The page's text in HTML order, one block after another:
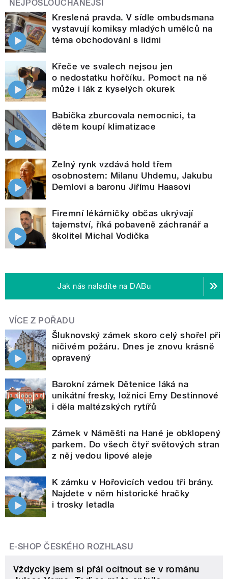
NEJPOSLOUCHANĚJŠÍ
Kreslená pravda. V sídle ombudsmana
vystavují komiksy mladých umělců na
téma obchodování s lidmi
Křeče ve svalech nejsou jen
o nedostatku hořčíku. Pomoct na ně
může i lák z kyselých okurek
Babička zburcovala nemocnici, ta
dětem koupí klimatizace
Zelný rynk vzdává hold třem
osobnostem: Milanu Uhdemu, Jakubu
Demlovi a baronu Jiřímu Haasovi
Firemní lékárničky občas ukrývají
tajemství, říká pobaveně záchranář a
školitel Michal Vodička
Jak nás naladíte na DABu
VÍCE Z POŘADU
Šluknovský zámek skoro celý shořel při
ničivém požáru. Dnes je znovu krásně
opravený
Barokní zámek Dětenice láká na
unikátní fresky, ložnici Emy Destinnové
i děla maltézských rytířů
Zámek v Náměšti na Hané je obklopený
parkem. Do všech čtyř světových stran
z něj vedou lipové aleje
K zámku v Hořovicích vedou tři brány.
Najdete v něm historické hračky
i trosky letadla
E-SHOP ČESKÉHO ROZHLASU
Vždycky jsem si přál ocitnout se v románu